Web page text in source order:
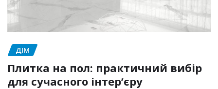
ДІМ
Плитка на пол: практичний вибір
для сучасного інтер’єру